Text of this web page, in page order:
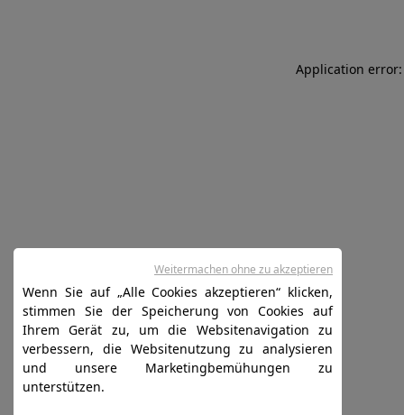
Application
Wenn Sie auf „Alle Cookies akzeptieren“ klicken,
stimmen Sie der Speicherung von Cookies auf
Ihrem Gerät zu, um die Websitenavigation zu
verbessern, die Websitenutzung zu analysieren
und unsere Marketingbemühungen zu
unterstützen.
Weitermachen ohne zu akzeptieren